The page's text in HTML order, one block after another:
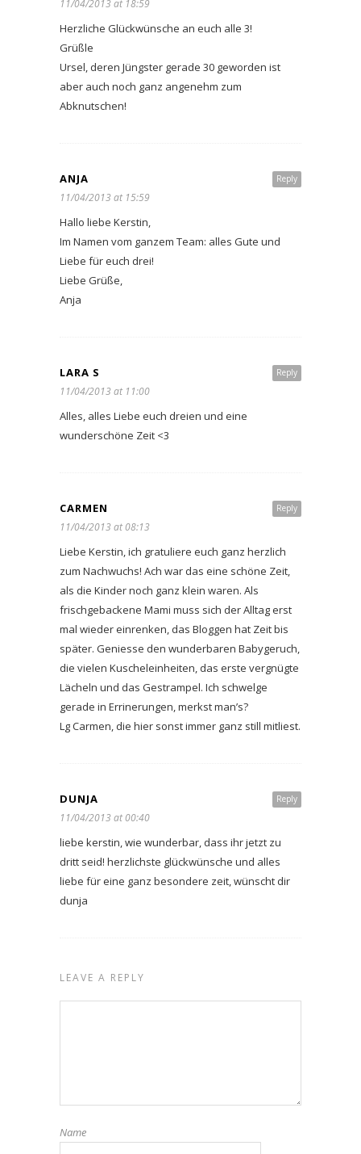
11/04/2013 at 18:59
Herzliche Glückwünsche an euch alle 3!
Grüßle
Ursel, deren Jüngster gerade 30 geworden ist
aber auch noch ganz angenehm zum
Abknutschen!
Reply
ANJA
11/04/2013 at 15:59
Hallo liebe Kerstin,
Im Namen vom ganzem Team: alles Gute und
Liebe für euch drei!
Liebe Grüße,
Anja
Reply
LARA S
11/04/2013 at 11:00
Alles, alles Liebe euch dreien und eine
wunderschöne Zeit <3
Reply
CARMEN
11/04/2013 at 08:13
Liebe Kerstin, ich gratuliere euch ganz herzlich
zum Nachwuchs! Ach war das eine schöne Zeit,
als die Kinder noch ganz klein waren. Als
frischgebackene Mami muss sich der Alltag erst
mal wieder einrenken, das Bloggen hat Zeit bis
später. Geniesse den wunderbaren Babygeruch,
die vielen Kuscheleinheiten, das erste vergnügte
Lächeln und das Gestrampel. Ich schwelge
gerade in Errinerungen, merkst man’s?
Lg Carmen, die hier sonst immer ganz still mitliest.
Reply
DUNJA
11/04/2013 at 00:40
liebe kerstin, wie wunderbar, dass ihr jetzt zu
dritt seid! herzlichste glückwünsche und alles
liebe für eine ganz besondere zeit, wünscht dir
dunja
LEAVE A REPLY
Name